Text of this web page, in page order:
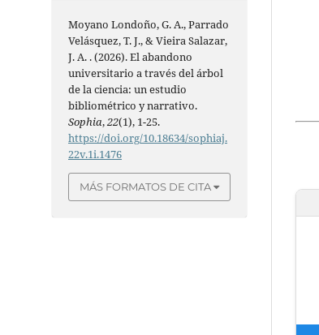
Moyano Londoño, G. A., Parrado
Velásquez, T. J., & Vieira Salazar,
J. A. . (2026). El abandono
universitario a través del árbol
de la ciencia: un estudio
bibliométrico y narrativo.
Sophia,22(1), 1-25.
https://doi.org/10.18634/sophiaj.
22v.1i.1476
MÁS FORMATOS DE CITA